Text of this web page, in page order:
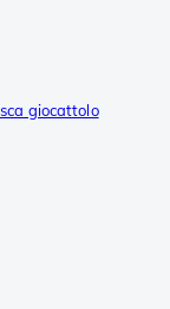
giocattolo